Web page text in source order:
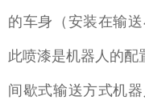
的车身（安装在输
此喷漆是机器人的配
间歇式输送方式机